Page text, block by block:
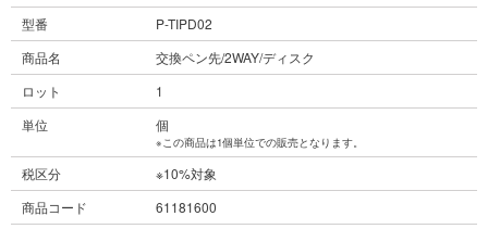
型番
P-TIPD02
商品名
交換ペン先/2WAY/ディスク
ロット
1
単位
個
※この商品は1個単位での販売となります。
税区分
※10%対象
商品コード
61181600